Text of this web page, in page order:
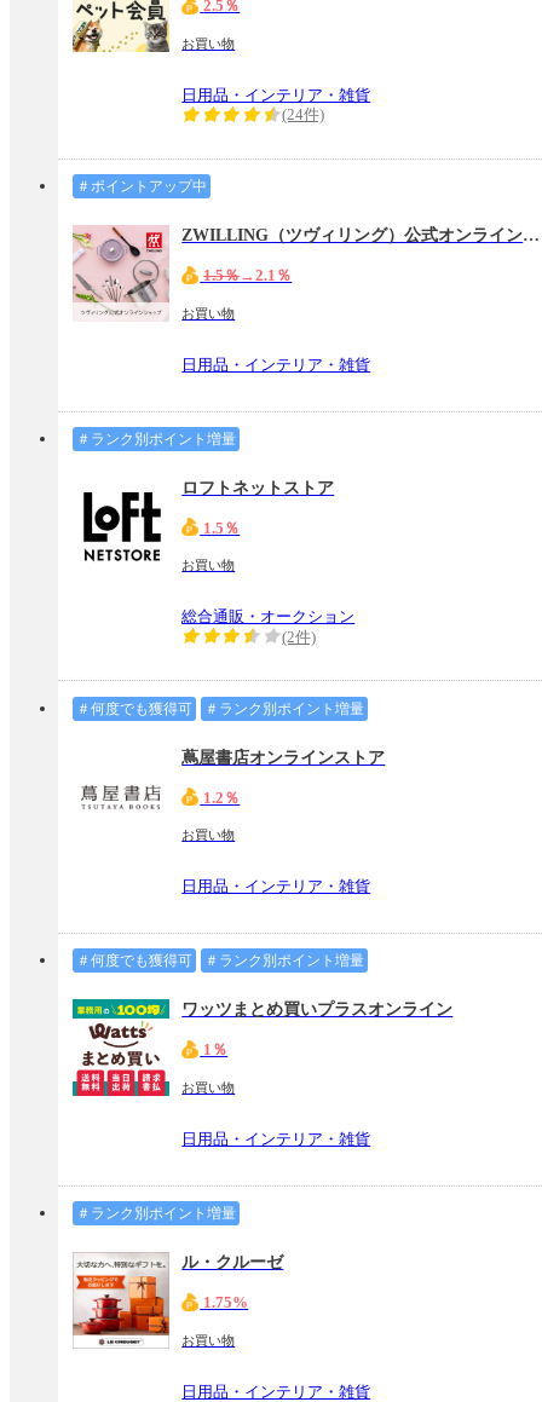
2.5％
お買い物
日用品・インテリア・雑貨
(24件)
＃ポイントアップ中
ZWILLING（ツヴィリング）公式オンラインショップ
1.5％→2.1％
お買い物
日用品・インテリア・雑貨
＃ランク別ポイント増量
ロフトネットストア
1.5％
お買い物
総合通販・オークション
(2件)
＃何度でも獲得可 ＃ランク別ポイント増量
蔦屋書店オンラインストア
1.2％
お買い物
日用品・インテリア・雑貨
＃何度でも獲得可 ＃ランク別ポイント増量
ワッツまとめ買いプラスオンライン
1％
お買い物
日用品・インテリア・雑貨
＃ランク別ポイント増量
ル・クルーゼ
1.75%
お買い物
日用品・インテリア・雑貨